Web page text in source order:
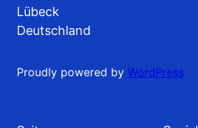
Lübeck
Deutschland
Proudly powered by WordPress